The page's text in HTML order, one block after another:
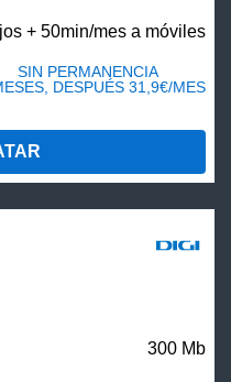
+ 50min/mes a móviles
SIN PERMANENCIA
DESPUÉS 31,9€/MES
300 Mb